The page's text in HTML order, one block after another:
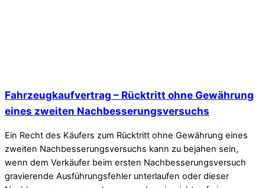
Fahrzeugkaufvertrag – Rücktritt ohne Gewährung
eines zweiten Nachbesserungsversuchs
Ein Recht des Käufers zum Rücktritt ohne Gewährung eines
zweiten Nachbesserungsversuchs kann zu bejahen sein,
wenn dem Verkäufer beim ersten Nachbesserungsversuch
gravierende Ausführungsfehler unterlaufen oder dieser